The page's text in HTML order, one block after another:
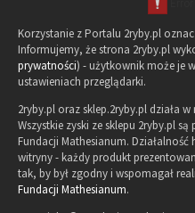
Korzystanie z Portalu 2ryby.pl
Informujemy, że strona 2ryby.pl
prywatności) - użytkownik może je
ustawieniach przeglądarki.
2ryby.pl oraz sklep.2ryby.pl działa
Wszystkie zyski ze sklepu 2ryby.pl
Fundacji Mathesianum.
witryny - każdy produkt
tak, by był zgodny i wspomagał
Fundacji Mathesianum.